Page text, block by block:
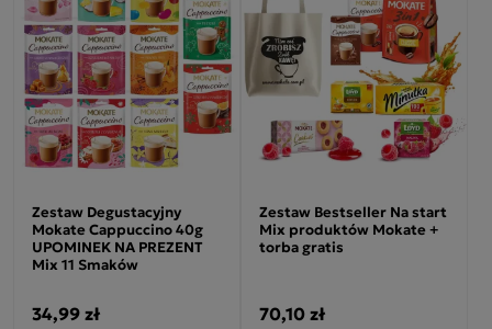
Zestaw Degustacyjny
Mokate Cappuccino 40g
UPOMINEK NA PREZENT
Mix 11 Smaków
34,99 zł
Zestaw Bestseller Na start
Mix produktów Mokate +
torba gratis
70,10 zł